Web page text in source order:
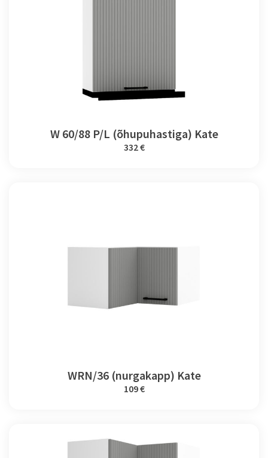
W 60/88 P/L (õhupuhastiga) Kate
332 €
WRN/36 (nurgakapp) Kate
109 €